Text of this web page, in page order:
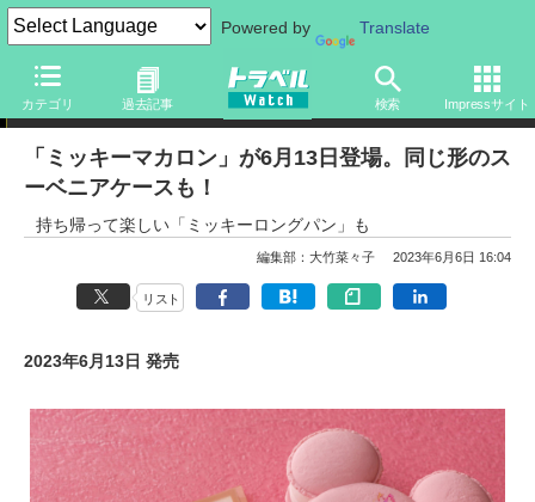
Powered by Translate
カテゴリ 過去記事 検索 Impressサイト
ニュース
「ミッキーマカロン」が6月13日登場。同じ形のス
ーベニアケースも！
持ち帰って楽しい「ミッキーロングパン」も
編集部：大竹菜々子 2023年6月6日 16:04
リスト
2023年6月13日 発売